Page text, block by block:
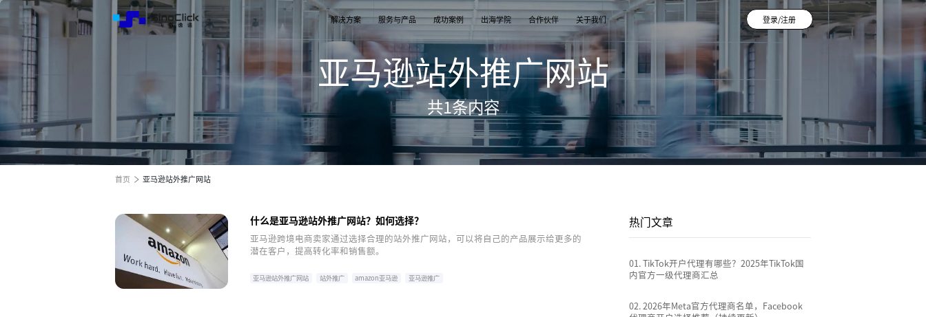
解决方案 服务与产品 成功案例 出海学院 合作伙伴 关于我们
登录/注册
登录/注册
跨境电商全渠道效果营销
TikTok Shop
从商店创建，到策划广告投放和达人营销利用创
意和达人实现TikTok爆炸性增长
独立站
用个性化独立站高效承接兴趣流量跑通从拉新到
复购的私域增长飞轮
通过关键词策略、平台广告优化和流量加权撬动
跨境电商全渠道效果营销
出海培训
TikTok Shop课程 | 独立站课程 | 亚马逊课程
开店/建站
TikTok Shop开店 | Shopify建站 | 亚马逊开店 1v1投放顾问 | AI智能投放 | 海外广告代投
达人营销 媒介采买 全链路代运营
跨境电商全渠道效果营销
品牌介绍
飞书逸途，成长型跨境电商运营解决方案
品牌新闻
公司及品牌最新业务发展动态 跨境电商行业热点新闻消息
行业报告
亚马逊站外推广网站
共1条内容
首页 亚马逊站外推广网站
什么是亚马逊站外推广网站？如何选择？
亚马逊跨境电商卖家通过选择合理的站外推广网站，可以将自己的产品展示给更多的
潜在客户，提高转化率和销售额。
亚马逊站外推广网站 站外推广 amazon亚马逊 亚马逊推广
热门文章
01.TikTok开户代理有哪些？2025年TikTok国
内官方一级代理商汇总
02.2026年Meta官方代理商名单，Facebook